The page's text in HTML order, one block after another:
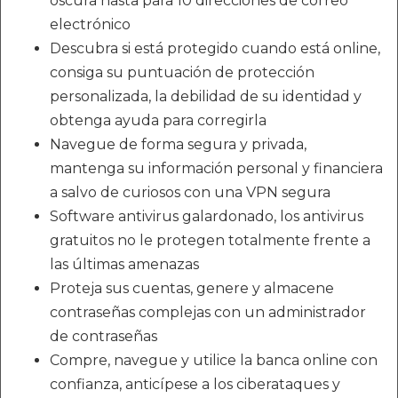
electrónico
Descubra si está protegido cuando está online,
consiga su puntuación de protección
personalizada, la debilidad de su identidad y
obtenga ayuda para corregirla
Navegue de forma segura y privada,
mantenga su información personal y financiera
a salvo de curiosos con una VPN segura
Software antivirus galardonado, los antivirus
gratuitos no le protegen totalmente frente a
las últimas amenazas
Proteja sus cuentas, genere y almacene
contraseñas complejas con un administrador
de contraseñas
Compre, navegue y utilice la banca online con
confianza, anticípese a los ciberataques y